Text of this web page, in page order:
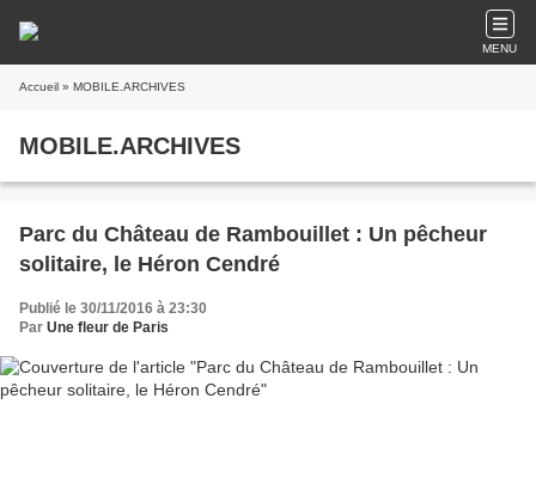
MENU
Accueil » MOBILE.ARCHIVES
MOBILE.ARCHIVES
Parc du Château de Rambouillet : Un pêcheur
solitaire, le Héron Cendré
Publié le 30/11/2016 à 23:30
Par Une fleur de Paris